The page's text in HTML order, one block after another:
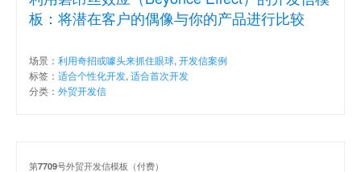
板：将潜在客户的偶像与你的产品进行比较
场景： 利用奇招或噱头来抓住眼球, 开发信案例
标签： 适合个性化开发, 适合首次开发
分类： 外贸开发信
第7709号外贸开发信模板（付费）